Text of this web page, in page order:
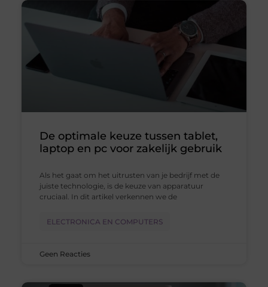
De optimale keuze tussen tablet,
laptop en pc voor zakelijk gebruik
Als het gaat om het uitrusten van je bedrijf met de
juiste technologie, is de keuze van apparatuur
cruciaal. In dit artikel verkennen we de
ELECTRONICA EN COMPUTERS
Geen Reacties